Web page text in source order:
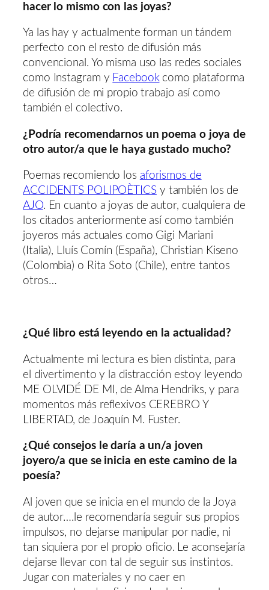
hacer lo mismo con las joyas?
Ya las hay y actualmente forman un tándem
perfecto con el resto de difusión más
convencional. Yo misma uso las redes sociales
como Instagram y Facebookcomo plataforma
de difusión de mi propio trabajo así como
también el colectivo.
¿Podría recomendarnos un poema o joya de
otro autor/a que le haya gustado mucho?
Poemas recomiendo los aforismos de
ACCIDENTS POLIPOÈTICS y también los de
AJO. En cuanto a joyas de autor, cualquiera de
los citados anteriormente así como también
joyeros más actuales como Gigi Mariani
(Italia), Lluís Comín (España), Christian Kiseno
(Colombia) o Rita Soto (Chile), entre tantos
otros…
¿Qué libro está leyendo en la actualidad?
Actualmente mi lectura es bien distinta, para
el divertimento y la distracción estoy leyendo
ME OLVIDÉ DE MI, de Alma Hendriks, y para
momentos más reflexivos CEREBRO Y
LIBERTAD, de Joaquín M. Fuster.
¿Qué consejos le daría a un/a joven
joyero/a que se inicia en este camino de la
poesía?
Al joven que se inicia en el mundo de la Joya
de autor….le recomendaría seguir sus propios
impulsos, no dejarse manipular por nadie, ni
tan siquiera por el propio oficio. Le aconsejaría
dejarse llevar con tal de seguir sus instintos.
Jugar con materiales y no caer en